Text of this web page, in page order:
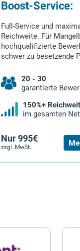
Boost-Service:
Full-Service und
Reichweite. Für
hochqualifizierte
schwer zu besetzende
20 - 30
garantierte
150%+
im gesamten
Nur 995€
zzgl. MwSt.